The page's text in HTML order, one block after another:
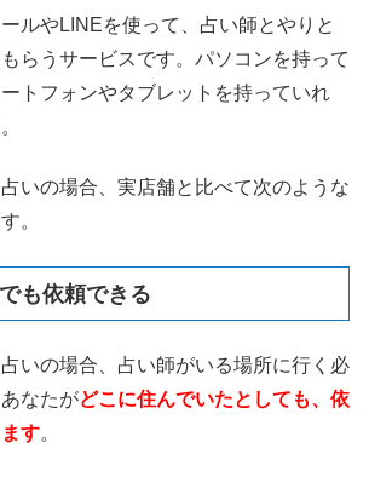
ルやLINEを使って、占い師とやりと
らうサービスです。パソコンを持って
トフォンやタブレットを持っていれ
いの場合、実店舗と比べて次のような
。
も依頼できる
いの場合、占い師がいる場所に行く必
なたがどこに住んでいたとしても、依
す。